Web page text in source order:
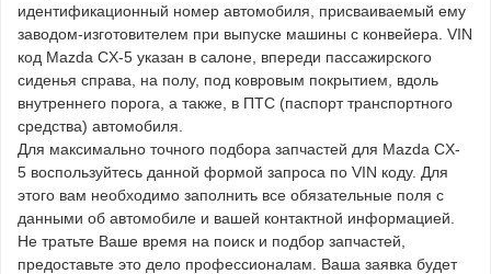
идентификационный номер автомобиля, присваиваемый ему
заводом-изготовителем при выпуске машины с конвейера. VIN
код Mazda CX-5 указан в салоне, впереди пассажирского
сиденья справа, на полу, под ковровым покрытием, вдоль
внутреннего порога, а также, в ПТС (паспорт транспортного
средства) автомобиля.
Для максимально точного подбора запчастей для Mazda CX-
5 воспользуйтесь данной формой запроса по VIN коду. Для
этого вам необходимо заполнить все обязательные поля с
данными об автомобиле и вашей контактной информацией.
Не тратьте Ваше время на поиск и подбор запчастей,
предоставьте это дело профессионалам. Ваша заявка будет